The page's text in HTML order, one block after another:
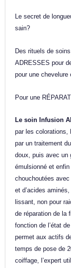
Le secret de
sain?
Des rituels de
ADRESSES pour
pour une chevelure
Pour une
Le soin Infusion
par les colorations,
par un traitement
doux, puis avec un
émulsionné et
chouchoutées
et d’acides
lissant, non pour
de réparation de la
fonction de l’état
permet aux actifs
temps de pose de
coiffage, l’expert